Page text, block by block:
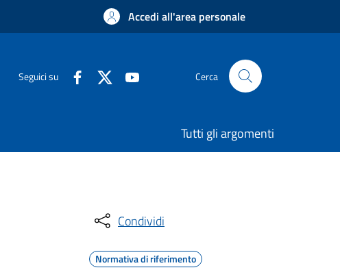
Accedi all'area personale
Seguici su Cerca
Tutti gli argomenti
Condividi
Normativa di riferimento